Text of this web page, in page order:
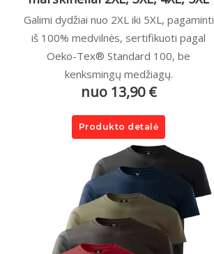
Galimi dydžiai nuo 2XL iki 5XL, pagaminti
iš 100% medvilnės, sertifikuoti pagal
Oeko-Tex® Standard 100, be
kenksmingų medžiagų.
nuo 13,90 €
Produkto detalė